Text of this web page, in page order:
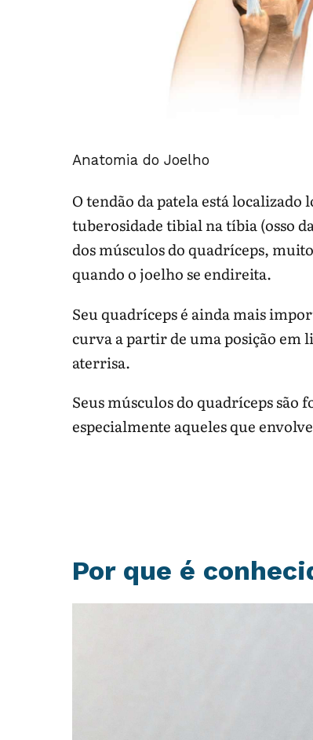
Anatomia do Joelho
O tendão da patela está localizado
tuberosidade tibial na tíbia (osso
dos músculos do quadríceps,
quando o joelho se endireita.
Seu quadríceps é ainda mais
curva a partir de uma posição em
aterrisa.
Seus músculos do quadríceps
especialmente aqueles que
Por que é